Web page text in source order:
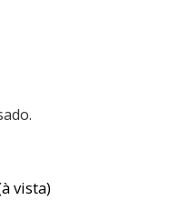
vista)